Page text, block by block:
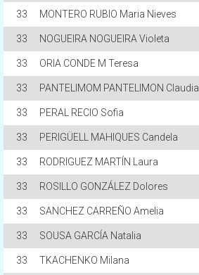
33 MONTERO RUBIO Maria Nieves
33 NOGUEIRA NOGUEIRA Violeta
33 ORIA CONDE M Teresa
33 PANTELIMOM PANTELIMON Claudia
33 PERAL RECIO Sofia
33 PERIGÜELL MAHIQUES Candela
33 RODRIGUEZ MARTÍN Laura
33 ROSILLO GONZÁLEZ Dolores
33 SANCHEZ CARREÑO Amelia
33 SOUSA GARCÍA Natalia
33 TKACHENKO Milana